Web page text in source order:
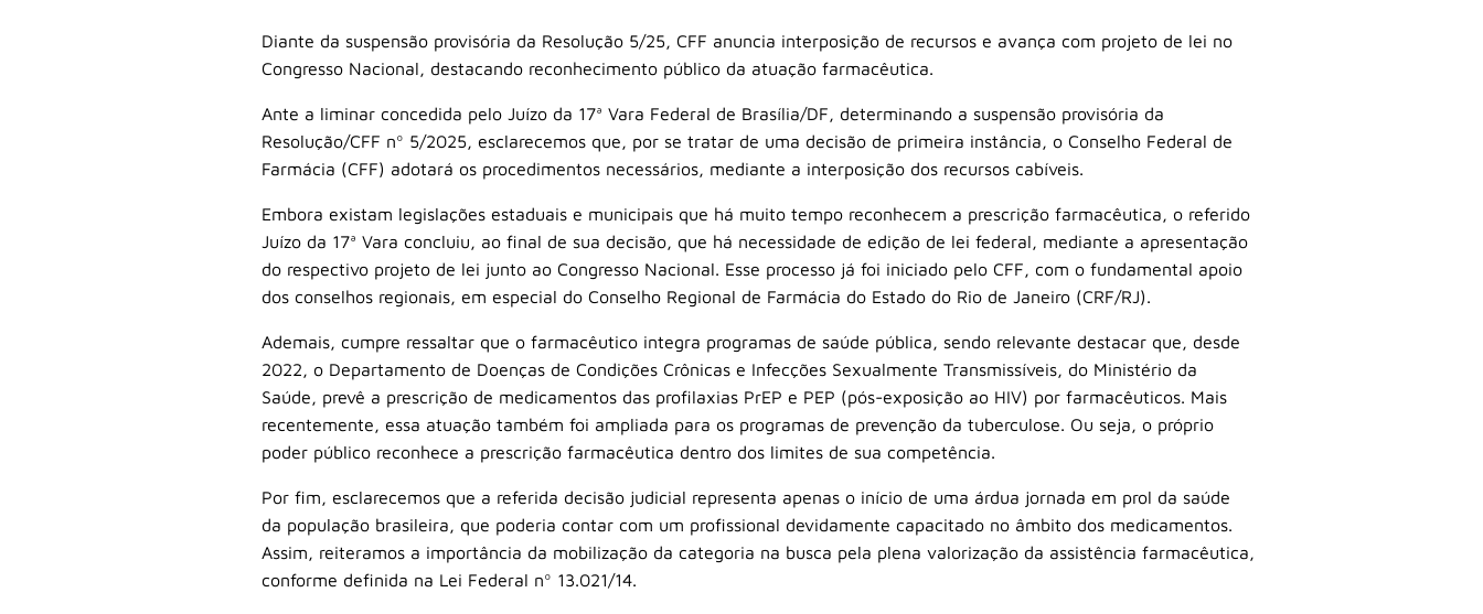
Diante da suspensão provisória da Resolução 5/25, CFF anuncia interposição de recursos e avança com projeto de lei no
Congresso Nacional, destacando reconhecimento público da atuação farmacêutica.
Ante a liminar concedida pelo Juízo da 17ª Vara Federal de Brasília/DF, determinando a suspensão provisória da
Resolução/CFF nº 5/2025, esclarecemos que, por se tratar de uma decisão de primeira instância, o Conselho Federal de
Farmácia (CFF) adotará os procedimentos necessários, mediante a interposição dos recursos cabíveis.
Embora existam legislações estaduais e municipais que há muito tempo reconhecem a prescrição farmacêutica, o referido
Juízo da 17ª Vara concluiu, ao final de sua decisão, que há necessidade de edição de lei federal, mediante a apresentação
do respectivo projeto de lei junto ao Congresso Nacional. Esse processo já foi iniciado pelo CFF, com o fundamental apoio
dos conselhos regionais, em especial do Conselho Regional de Farmácia do Estado do Rio de Janeiro (CRF/RJ).
Ademais, cumpre ressaltar que o farmacêutico integra programas de saúde pública, sendo relevante destacar que, desde
2022, o Departamento de Doenças de Condições Crônicas e Infecções Sexualmente Transmissíveis, do Ministério da
Saúde, prevê a prescrição de medicamentos das profilaxias PrEP e PEP (pós-exposição ao HIV) por farmacêuticos. Mais
recentemente, essa atuação também foi ampliada para os programas de prevenção da tuberculose. Ou seja, o próprio
poder público reconhece a prescrição farmacêutica dentro dos limites de sua competência.
Por fim, esclarecemos que a referida decisão judicial representa apenas o início de uma árdua jornada em prol da saúde
da população brasileira, que poderia contar com um profissional devidamente capacitado no âmbito dos medicamentos.
Assim, reiteramos a importância da mobilização da categoria na busca pela plena valorização da assistência farmacêutica,
conforme definida na Lei Federal nº 13.021/14.